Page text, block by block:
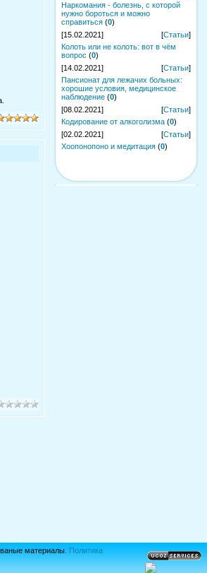
Наркомания - болезнь, с которой
нужно бороться и можно
справиться (0)
[15.02.2021]
[Статьи]
Колоть или не колоть: вот в чём
вопрос (0)
[14.02.2021]
[Статьи]
Пансионат для лежачих больных:
хорошие условия, медицинское
наблюдение (0)
[08.02.2021]
[Статьи]
Кодирование от алкоголизма (0)
[02.02.2021]
[Статьи]
Хоопонопоно и медитация (0)
материалы. Политика